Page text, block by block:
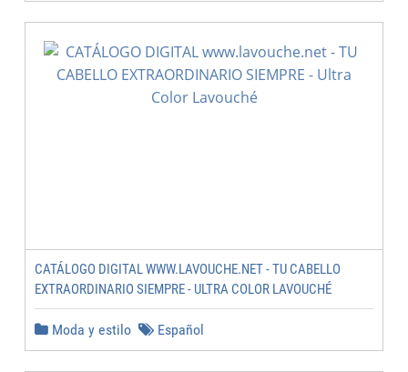
CATÁLOGO DIGITAL WWW.LAVOUCHE.NET - TU CABELLO
EXTRAORDINARIO SIEMPRE - ULTRA COLOR LAVOUCHÉ
Moda y estilo Español